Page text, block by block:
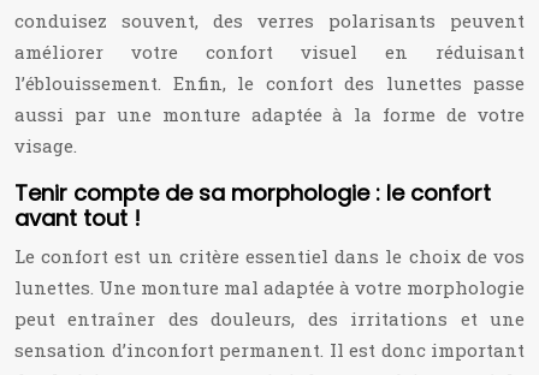
conduisez souvent, des verres polarisants peuvent
améliorer votre confort visuel en réduisant
l’éblouissement. Enfin, le confort des lunettes passe
aussi par une monture adaptée à la forme de votre
visage.
Tenir compte de sa morphologie : le confort
avant tout !
Le confort est un critère essentiel dans le choix de vos
lunettes. Une monture mal adaptée à votre morphologie
peut entraîner des douleurs, des irritations et une
sensation d’inconfort permanent. Il est donc important